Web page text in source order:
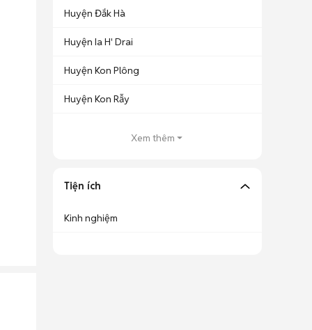
Huyện Đắk Hà
Huyện Ia H' Drai
Huyện Kon Plông
Huyện Kon Rẫy
Xem thêm
Tiện ích
Kinh nghiệm